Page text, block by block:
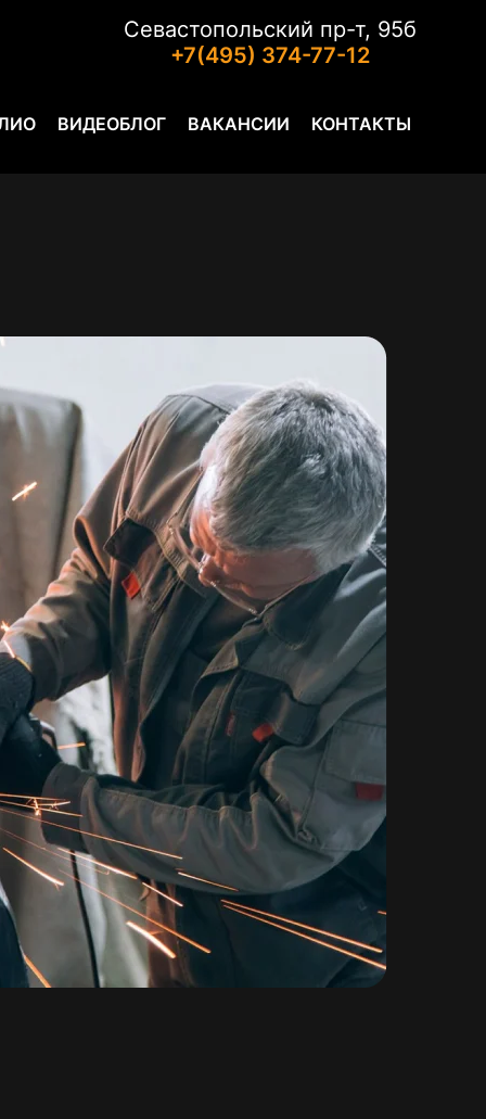
Севастопольский пр-т, 95б
+7(495) 374-77-12
ВИДЕОБЛОГ ВАКАНСИИ КОНТАКТЫ